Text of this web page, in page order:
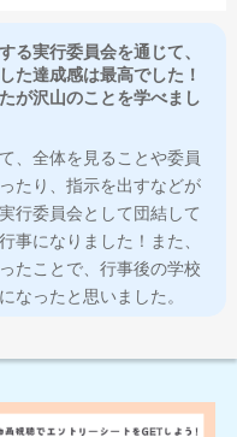
る実行委員会を通じて、
た達成感は最高でした！
が沢山のことを学べまし
、全体を見ることや委員
たり、指示を出すなどが
行委員会として団結して
事になりました！また、
たことで、行事後の学校
なったと思いました。